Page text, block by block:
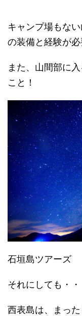
キャンプ場もない
の装備と経験が必
また、山間部に
こと！
石垣島ツアーズ
それにしても・・
西表島は、まった